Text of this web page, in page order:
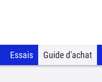
Essais Guide d'achat